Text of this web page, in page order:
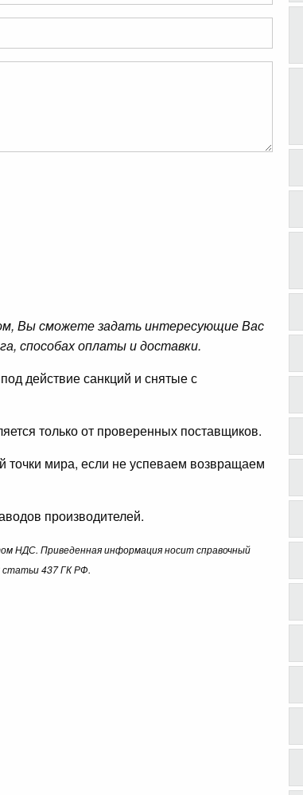
Вы сможете задать интересующие Вас
способах оплаты и доставки.
действие санкций и снятые с
только от проверенных поставщиков.
точки мира, если не успеваем возвращаем
производителей.
НДС. Приведенная информация носит справочный
статьи 437 ГК РФ.